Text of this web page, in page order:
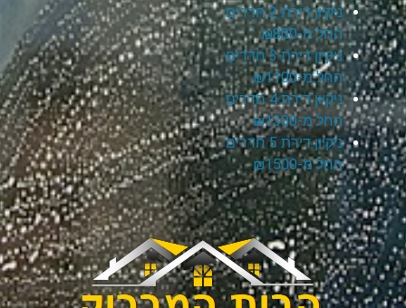
ניקיון דירת 2 חדרים
החל מ-₪800
ניקיון דירת 3 חדרים
החל מ-₪1100
ניקיון דירת 4 חדרים
החל מ-₪1300
ניקיון דירת 5 חדרים
החל מ-₪1500